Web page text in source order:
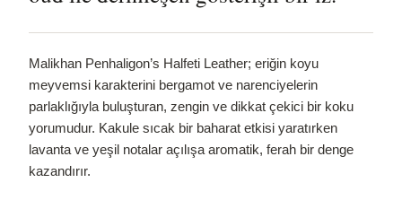
Malikhan Penhaligon’s Halfeti Leather; eriğin koyu
meyvemsi karakterini bergamot ve narenciyelerin
parlaklığıyla buluşturan, zengin ve dikkat çekici bir koku
yorumudur. Kakule sıcak bir baharat etkisi yaratırken
lavanta ve yeşil notalar açılışa aromatik, ferah bir denge
kazandırır.